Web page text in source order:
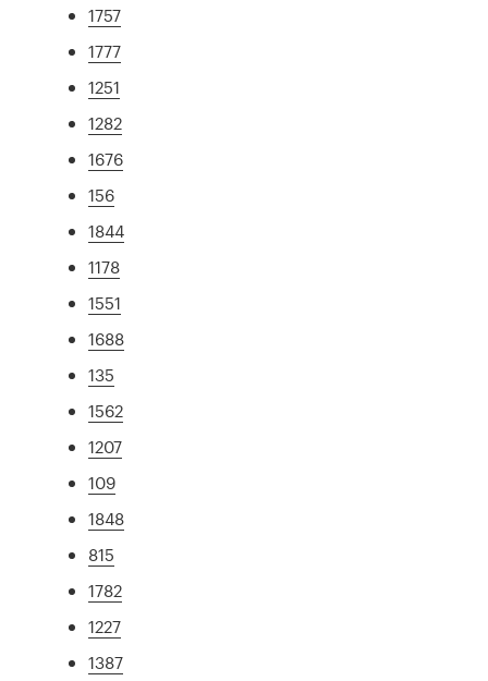
1757
1777
1251
1282
1676
156
1844
1178
1551
1688
135
1562
1207
109
1848
815
1782
1227
1387